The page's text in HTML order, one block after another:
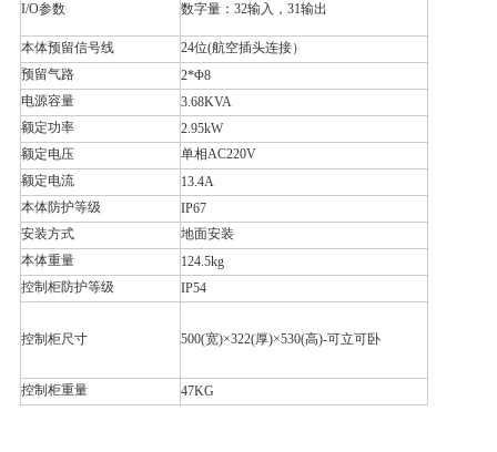
I/O参数 数字量：32输入，31输出
本体预留信号线
24位(航空插头连接）
预留气路
2*Φ8
电源容量
3.68KVA
额定功率
2.95kW
额定电压
单相AC220V
额定电流
13.4A
本体防护等级
IP67
安装方式
地面安装
本体重量
124.5kg
控制柜防护等级
IP54
控制柜尺寸 500(宽)×322(厚)×530(高)-可立可卧
控制柜重量 47KG